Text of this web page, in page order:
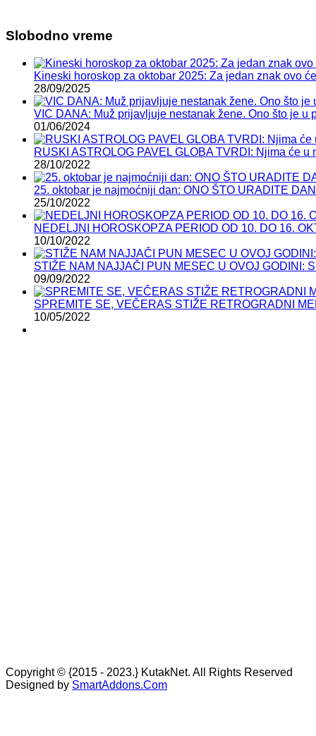
Slobodno vreme
Kineski horoskop za oktobar 2025: Za jedan znak ovo
28/09/2025
VIC DANA: Muž prijavljuje nestanak žene. Ono što je
01/06/2024
RUSKI ASTROLOG PAVEL GLOBA TVRDI: Njima će
28/10/2022
25. oktobar je najmoćniji dan: ONO ŠTO URADITE
25/10/2022
NEDELJNI HOROSKOPZA PERIOD OD 10. DO 16.
10/10/2022
STIŽE NAM NAJJAČI PUN MESEC U OVOJ GODINI:
09/09/2022
SPREMITE SE, VEČERAS STIŽE RETROGRADNI
10/05/2022
Copyright © {2015 - 2023.} KutakNet. All Rights Reserved
Designed by SmartAddons.Com